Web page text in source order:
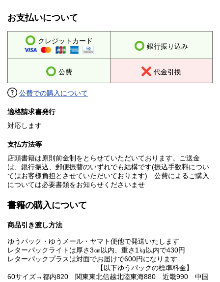
お支払いについて
クレジットカード
銀行振り込み
公費 代金引換
公費での購入について
適格請求書発行
対応します
支払方法等
店頭書籍は原則前金制をとらせていただいております。ご送金
は、銀行振込、郵便振替のいずれでも結構です(振込手数料につい
てはお客様負担とさせていただいております) 公費によるご購入
については必要書類をお知らせくださいませ
書籍の購入について
商品引き渡し方法
ゆうパック・ゆうメール・ヤマト便他で発送いたします
レターパックライトは厚さ3㎝以内、重さ1㎏以内で430円
レターパックプラスは対面でお届けで600円になります
【以下ゆうパックの標準料金】
60サイズ→都内820 関東東北信越北陸東海880 近畿990 中国